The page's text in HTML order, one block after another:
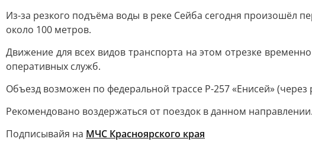
Из-за резкого подъёма воды в реке Сейба сегодня произошёл
около 100 метров.
Движение для всех видов транспорта на этом отрезке
оперативных служб.
Объезд возможен по федеральной трассе Р-257 «Енисей» (через
Рекомендовано воздержаться от поездок в данном направлении.
Подписывайя на МЧС Красноярского края